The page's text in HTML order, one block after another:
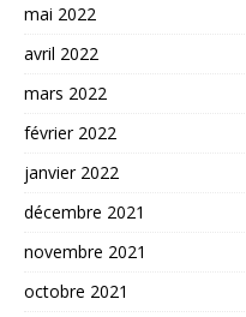
mai 2022
avril 2022
mars 2022
février 2022
janvier 2022
décembre 2021
novembre 2021
octobre 2021